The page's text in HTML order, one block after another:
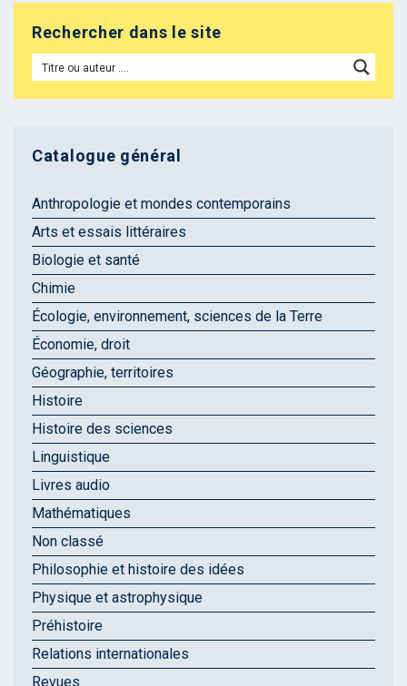
Rechercher dans le site
Catalogue général
Anthropologie et mondes contemporains
Arts et essais littéraires
Biologie et santé
Chimie
Écologie, environnement, sciences de la Terre
Économie, droit
Géographie, territoires
Histoire
Histoire des sciences
Linguistique
Livres audio
Mathématiques
Non classé
Philosophie et histoire des idées
Physique et astrophysique
Préhistoire
Relations internationales
Revues